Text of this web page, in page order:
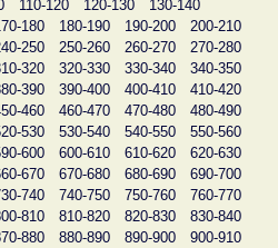
110-120 120-130
130-140
180 180-190 190-200
200-210
250 250-260 260-270
270-280
320 320-330 330-340
340-350
390 390-400 400-410
410-420
460 460-470 470-480
480-490
530 530-540 540-550
550-560
600 600-610 610-620
620-630
670 670-680 680-690
690-700
740 740-750 750-760
760-770
810 810-820 820-830
830-840
880 880-890 890-900
900-910